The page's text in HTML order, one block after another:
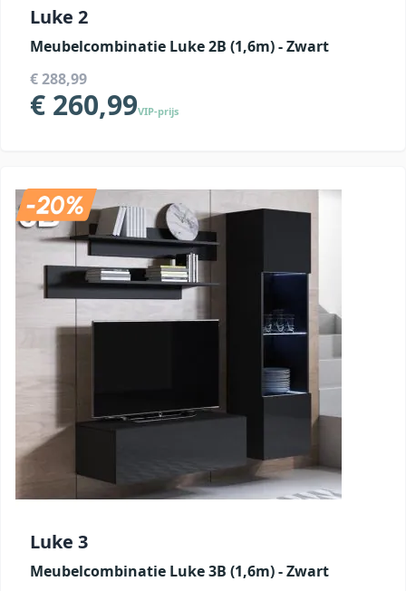
Luke 2
Meubelcombinatie Luke 2B (1,6m) - Zwart
€ 288,99
€ 260,99VIP-prijs
Luke 3
Meubelcombinatie Luke 3B (1,6m) - Zwart